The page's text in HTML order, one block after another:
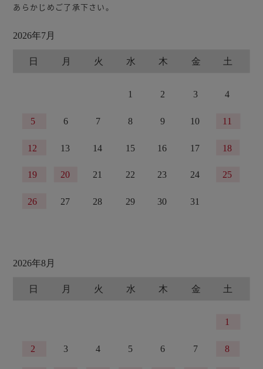
あらかじめご了承下さい。